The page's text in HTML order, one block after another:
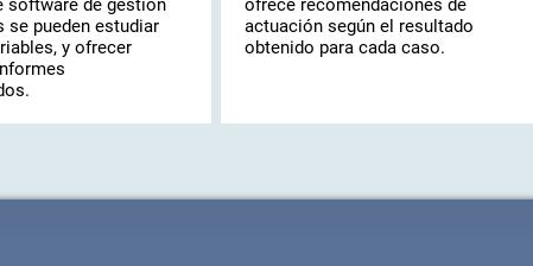
se pueden estudiar
y ofrecer
actuación según el resultado
obtenido para cada caso.